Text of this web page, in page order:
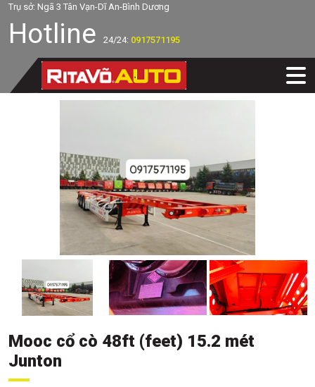
Trụ sở: Ngã 3 Tân Vạn-Dĩ An-Bình Dương
Hotline 24/24: 0917571195
Mooc cổ cò 48ft (feet) 15.2 mét
Junton